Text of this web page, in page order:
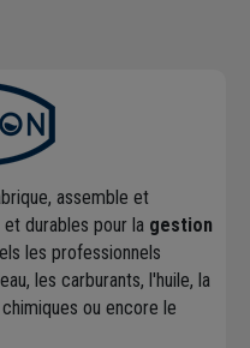
assemble et
durables pour la gestion
les professionnels
les carburants, l'huile, la
ou encore le